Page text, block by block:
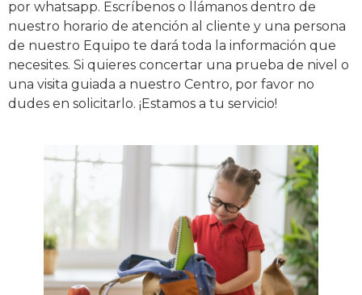
por whatsapp. Escríbenos o llámanos dentro de
nuestro horario de atención al cliente y una persona
de nuestro Equipo te dará toda la información que
necesites. Si quieres concertar una prueba de nivel o
una visita guiada a nuestro Centro, por favor no
dudes en solicitarlo. ¡Estamos a tu servicio!